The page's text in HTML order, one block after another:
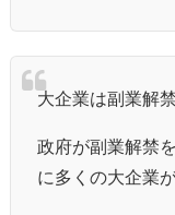
大企業は副業解
政府が副業解禁
に多くの大企業